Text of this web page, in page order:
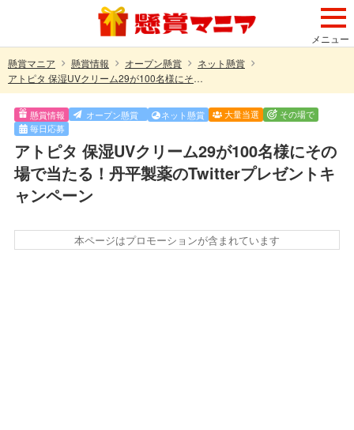
メニュー
懸賞マニア
懸賞情報 オープン懸賞
ネット懸賞
アトピタ 保湿UVクリーム29が100名様にその場で当たる！丹平製薬のTwitterプレゼントキャンペーン
懸賞情報 オープン懸賞 ネット懸賞 大量当選
その場で
毎日応募
アトピタ 保湿UVクリーム29が100名様にその
場で当たる！丹平製薬のTwitterプレゼントキ
ャンペーン
本ページはプロモーションが含まれています